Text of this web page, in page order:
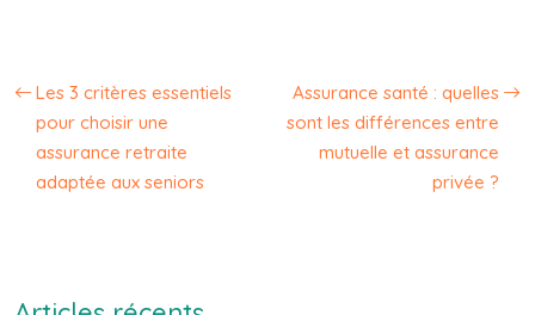
Les 3 critères essentiels
pour choisir une
assurance retraite
adaptée aux seniors
Assurance santé : quelles
sont les différences entre
mutuelle et assurance
privée ?